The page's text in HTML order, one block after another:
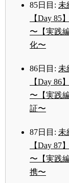
85日目: 未
【Day 85】
〜【実践
化〜
86日目: 未
【Day 86】
〜【実践
証〜
87日目: 未
【Day 87】
〜【実践
携〜